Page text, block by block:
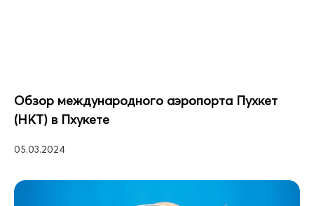
Обзор международного аэропорта Пухкет
(HKT) в Пхукете
05.03.2024